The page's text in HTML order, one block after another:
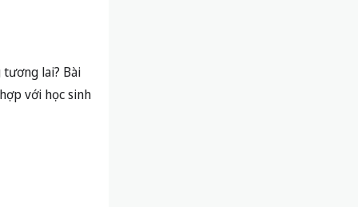
lai? Bài
với học sinh